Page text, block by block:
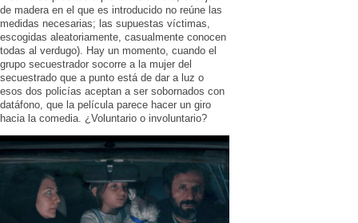
de madera en el que es introducido no reúne las
medidas necesarias; las supuestas víctimas,
escogidas aleatoriamente, casualmente conocen
todas al verdugo). Hay un momento, cuando el
grupo secuestrador socorre a la mujer del
secuestrado que a punto está de dar a luz o
esos dos policías aceptan a ser sobornados con
datáfono, que la película parece hacer un giro
hacia la comedia. ¿Voluntario o involuntario?